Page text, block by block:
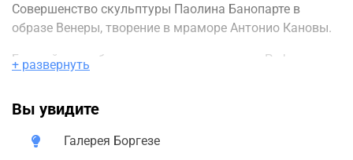
Совершенство скульптуры Паолина Банопарте в
образе Венеры, творение в мраморе Антонио Кановы.
Богатейшее собрание картин прекрасного Рафаэля,
Боргезе»
+ развернуть
Вы увидите
Галерея Боргезе